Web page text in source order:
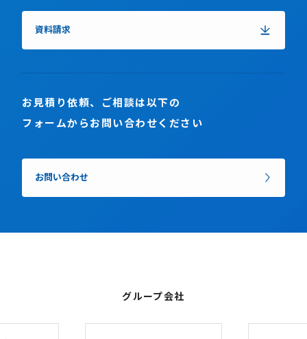
資料請求
お見積り依頼、ご相談は以下の
フォームからお問い合わせください
お問い合わせ
グループ会社